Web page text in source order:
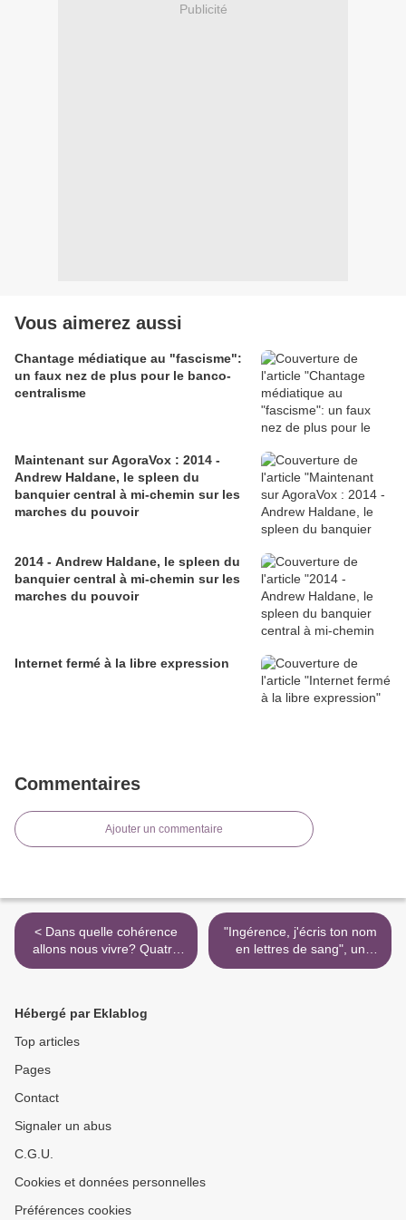
Publicité
Vous aimerez aussi
Chantage médiatique au "fascisme":
un faux nez de plus pour le banco-
centralisme
Maintenant sur AgoraVox : 2014 -
Andrew Haldane, le spleen du
banquier central à mi-chemin sur les
marches du pouvoir
2014 - Andrew Haldane, le spleen du
banquier central à mi-chemin sur les
marches du pouvoir
Internet fermé à la libre expression
Commentaires
Ajouter un commentaire
< Dans quelle cohérence
allons nous vivre? Quatre
temps forts du débat
"Ingérence, j'écris ton nom
en lettres de sang", un
poème surréaliste de
Hébergé par Eklablog
Top articles
Pages
Contact
Signaler un abus
C.G.U.
Cookies et données personnelles
Préférences cookies